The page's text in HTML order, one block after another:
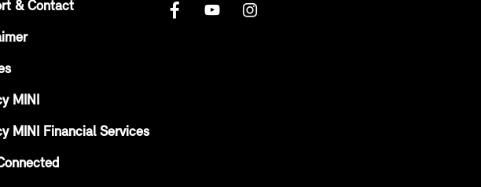
& Contact
MINI
MINI Financial Services